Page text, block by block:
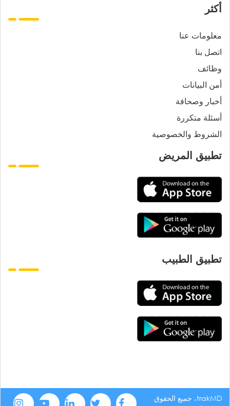
أكثر
معلومات عنا
اتصل بنا
وظائف
أمن البيانات
أخبار وصحافة
أسئلة متكررة
الشروط والخصوصية
تطبيق المريض
تطبيق الطبيب
trakMD، جميع الحقوق